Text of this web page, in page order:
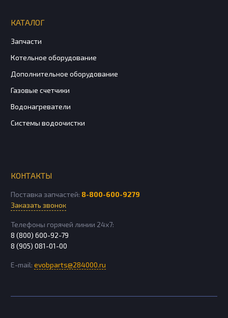
КАТАЛОГ
Запчасти
Котельное оборудование
Дополнительное оборудование
Газовые счетчики
Водонагреватели
Системы водоочистки
КОНТАКТЫ
Поставка запчастей: 8-800-600-9279
Заказать звонок
Телефоны горячей линии 24х7:
8 (800) 600-92-79
8 (905) 081-01-00
E-mail: evobparts@284000.ru